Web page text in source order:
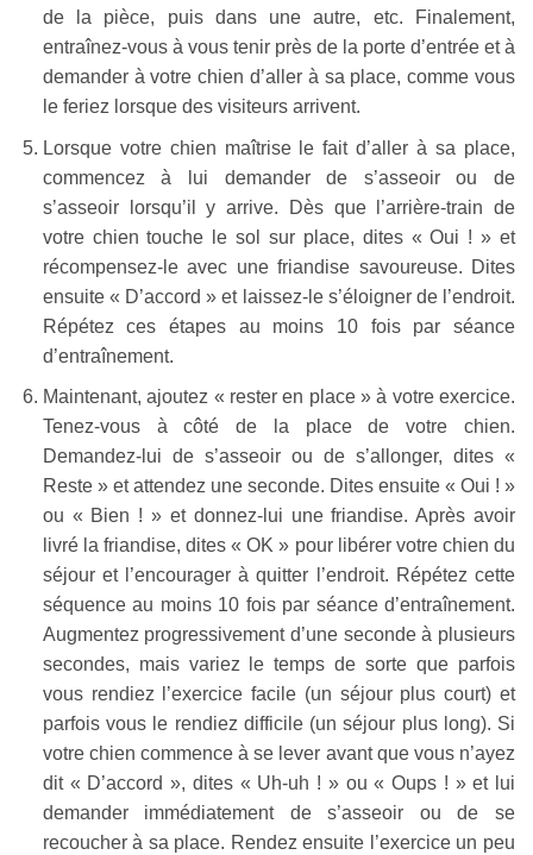
de la pièce, puis dans une autre, etc. Finalement,
entraînez-vous à vous tenir près de la porte d’entrée et à
demander à votre chien d’aller à sa place, comme vous
le feriez lorsque des visiteurs arrivent.
Lorsque votre chien maîtrise le fait d’aller à sa place,
commencez à lui demander de s’asseoir ou de
s’asseoir lorsqu’il y arrive. Dès que l’arrière-train de
votre chien touche le sol sur place, dites « Oui ! » et
récompensez-le avec une friandise savoureuse. Dites
ensuite « D’accord » et laissez-le s’éloigner de l’endroit.
Répétez ces étapes au moins 10 fois par séance
d’entraînement.
Maintenant, ajoutez « rester en place » à votre exercice.
Tenez-vous à côté de la place de votre chien.
Demandez-lui de s’asseoir ou de s’allonger, dites «
Reste » et attendez une seconde. Dites ensuite « Oui ! »
ou « Bien ! » et donnez-lui une friandise. Après avoir
livré la friandise, dites « OK » pour libérer votre chien du
séjour et l’encourager à quitter l’endroit. Répétez cette
séquence au moins 10 fois par séance d’entraînement.
Augmentez progressivement d’une seconde à plusieurs
secondes, mais variez le temps de sorte que parfois
vous rendiez l’exercice facile (un séjour plus court) et
parfois vous le rendiez difficile (un séjour plus long). Si
votre chien commence à se lever avant que vous n’ayez
dit « D’accord », dites « Uh-uh ! » ou « Oups ! » et lui
demander immédiatement de s’asseoir ou de se
recoucher à sa place. Rendez ensuite l’exercice un peu